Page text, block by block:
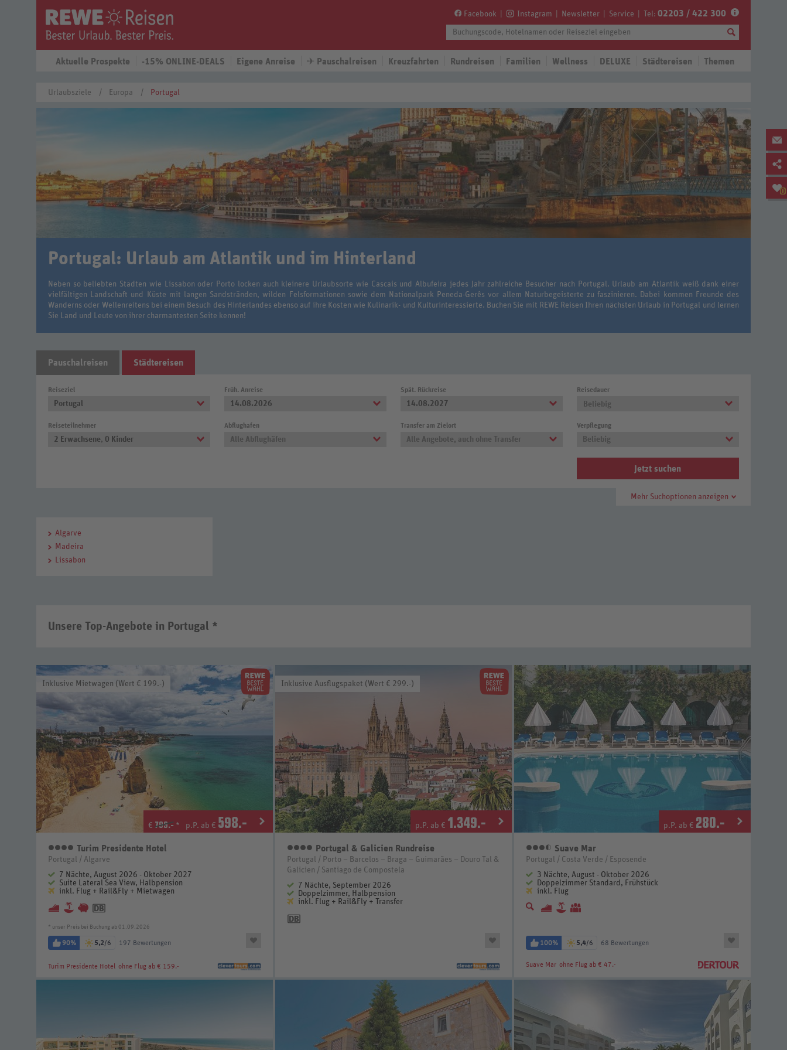
Facebook Instagram Newsletter Service Tel: 02203 / 422 300
Aktuelle Prospekte -15% ONLINE-DEALS Eigene Anreise ✈ Pauschalreisen Kreuzfahrten Rundreisen Familien Wellness DELUXE Städtereisen Themen
0
Urlaubsziele Europa Portugal
Portugal: Urlaub am Atlantik und im Hinterland
Neben so beliebten Städten wie Lissabon oder Porto locken auch kleinere Urlaubsorte wie Cascais und Albufeira jedes Jahr zahlreiche Besucher nach Portugal. Urlaub am Atlantik weiß dank einer
vielfältigen Landschaft und Küste mit langen Sandstränden, wilden Felsformationen sowie dem Nationalpark Peneda-Gerês vor allem Naturbegeisterte zu faszinieren. Dabei kommen Freunde des
Wanderns oder Wellenreitens bei einem Besuch des Hinterlandes ebenso auf ihre Kosten wie Kulinarik- und Kulturinteressierte. Buchen Sie mit REWE Reisen Ihren nächsten Urlaub in Portugal und lernen
Sie Land und Leute von ihrer charmantesten Seite kennen!
Pauschalreisen Städtereisen
Reiseziel
Portugal
Früh. Anreise
14.08.2026
Spät. Rückreise
14.08.2027
Reisedauer
Beliebig
Reiseteilnehmer
2 Erwachsene, 0 Kinder
Abflughafen
Alle Abflughäfen
Transfer am Zielort
Alle Angebote, auch ohne Transfer
Verpflegung
Beliebig
Jetzt suchen
Mehr Suchoptionen anzeigen
Algarve
Madeira
Lissabon
Unsere Top-Angebote in Portugal *
Inklusive Mietwagen (Wert € 199.-)
€ 799.- * p.P. ab € 598.-
4 Sterne
Turim Presidente Hotel
Portugal / Algarve
7 Nächte, August 2026 - Oktober 2027
Suite Lateral Sea View, Halbpension
inkl. Flug + Rail&Fly + Mietwagen
* unser Preis bei Buchung ab 01.09.2026
90% 5,2/6 197 Bewertungen
Turim Presidente Hotel ohne Flug ab € 159.-
Inklusive Ausflugspaket (Wert € 299.-)
p.P. ab € 1.349.-
4 Sterne
Portugal & Galicien Rundreise
Portugal / Porto – Barcelos – Braga – Guimarães – Douro Tal &
Galicien / Santiago de Compostela
7 Nächte, September 2026
Doppelzimmer, Halbpension
inkl. Flug + Rail&Fly + Transfer
p.P. ab € 280.-
3,5 Sterne
Suave Mar
Portugal / Costa Verde / Esposende
3 Nächte, August - Oktober 2026
Doppelzimmer Standard, Frühstück
inkl. Flug
100% 5,4/6 68 Bewertungen
Suave Mar ohne Flug ab € 47.-